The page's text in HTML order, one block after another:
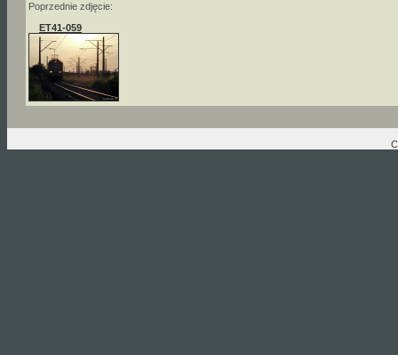
Poprzednie zdjęcie:
ET41-059